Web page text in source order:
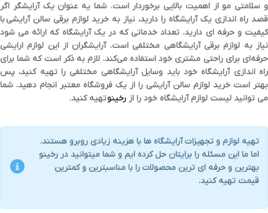
و سلامتی مو از اهمیت بالایی برخوردار است. شما یه عنوان یک آرایشگر اگر
قصد راه اندازی یک آرایشگاه را دارید، نیاز به خرید لوازم برقی سالن آرایشیبا
کیفیت و حرفه ای دارید. تعداد خدماتی که در یک آرایشگاه که ارائه می شود
نیاز به لوازم برقی آرایشگاهی مختلفی است. آرایشگران از این لوازم ارایشی
حرفه‌ای برای راحتی مشتری خود استفاده می‌کند. لازم به ذکر است که شما برای
راه اندازی آرایشگاه خود باید وسایل آرایشگاهی مختلفی را تهیه کنید، پس
بهتر است خرید لوازم سالن آرایشی را از یک فروشگاه معتبر انجام دهید. شما
می توانید لیست لوازم آرایشگاه خود را از رخینوتهیه کنید.
تهیه لوازم و تجهیزات آرایشگاه ها با هزینه زیادی روبرو هستند.
اما ما این مسئله را برایتان حل کرده ایم و شما میتوانید در رخینو
بهترین و حرفه ای ترین محصولات را با مناسبترین و کمترین
قیمت تهیه کنید.